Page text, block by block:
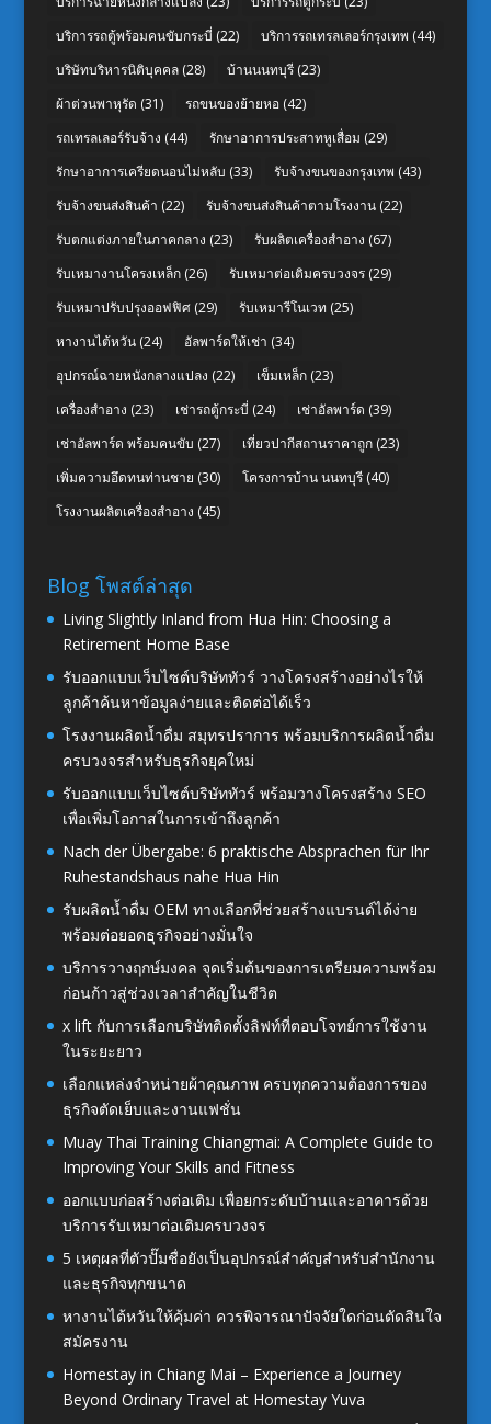
บริการรถตู้พร้อมคนขับกระบี่ (22) บริการรถเทรลเลอร์กรุงเทพ (44)
บริษัทบริหารนิติบุคคล(28) บ้านนนทบุรี(23)
ผ้าต่วนพาหุรัด (31) รถขนของย้ายหอ(42)
รถเทรลเลอร์รับจ้าง (44) รักษาอาการประสาทหูเสื่อม (29)
รักษาอาการเครียดนอนไม่หลับ (33) รับจ้างขนของกรุงเทพ (43)
รับจ้างขนส่งสินค้า (22) รับจ้างขนส่งสินค้าตามโรงงาน(22)
รับตกแต่งภายในภาคกลาง (23) รับผลิตเครื่องสำอาง (67)
รับเหมางานโครงเหล็ก(26) รับเหมาต่อเติมครบวงจร(29)
รับเหมาปรับปรุงออฟฟิศ(29) รับเหมารีโนเวท (25)
หางานไต้หวัน(24) อัลพาร์ดให้เช่า (34)
อุปกรณ์ฉายหนังกลางแปลง (22) เข็มเหล็ก(23)
เครื่องสำอาง (23) เช่ารถตู้กระบี่ (24) เช่าอัลพาร์ด (39)
เช่าอัลพาร์ด พร้อมคนขับ (27) เที่ยวปากีสถานราคาถูก(23)
เพิ่มความอึดทนท่านชาย (30) โครงการบ้าน นนทบุรี(40)
โรงงานผลิตเครื่องสำอาง (45)
Blog โพสต์ล่าสุด
Living Slightly Inland from Hua Hin: Choosing a
Retirement Home Base
รับออกแบบเว็บไซต์บริษัททัวร์ วางโครงสร้างอย่างไรให้
ลูกค้าค้นหาข้อมูลง่ายและติดต่อได้เร็ว
โรงงานผลิตน้ำดื่ม สมุทรปราการ พร้อมบริการผลิตน้ำดื่ม
ครบวงจรสำหรับธุรกิจยุคใหม่
รับออกแบบเว็บไซต์บริษัททัวร์ พร้อมวางโครงสร้าง SEO
เพื่อเพิ่มโอกาสในการเข้าถึงลูกค้า
Nach der Übergabe: 6 praktische Absprachen für Ihr
Ruhestandshaus nahe Hua Hin
รับผลิตน้ำดื่ม OEM ทางเลือกที่ช่วยสร้างแบรนด์ได้ง่าย
พร้อมต่อยอดธุรกิจอย่างมั่นใจ
บริการวางฤกษ์มงคล จุดเริ่มต้นของการเตรียมความพร้อม
ก่อนก้าวสู่ช่วงเวลาสำคัญในชีวิต
x lift กับการเลือกบริษัทติดตั้งลิฟท์ที่ตอบโจทย์การใช้งาน
ในระยะยาว
เลือกแหล่งจำหน่ายผ้าคุณภาพ ครบทุกความต้องการของ
ธุรกิจตัดเย็บและงานแฟชั่น
Muay Thai Training Chiangmai: A Complete Guide to
Improving Your Skills and Fitness
ออกแบบก่อสร้างต่อเติม เพื่อยกระดับบ้านและอาคารด้วย
บริการรับเหมาต่อเติมครบวงจร
5 เหตุผลที่ตัวปั๊มชื่อยังเป็นอุปกรณ์สำคัญสำหรับสำนักงาน
และธุรกิจทุกขนาด
หางานไต้หวันให้คุ้มค่า ควรพิจารณาปัจจัยใดก่อนตัดสินใจ
สมัครงาน
Homestay in Chiang Mai – Experience a Journey
Beyond Ordinary Travel at Homestay Yuva